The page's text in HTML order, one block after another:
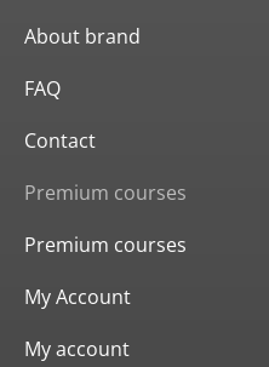
About brand
FAQ
Contact
Premium courses
Premium courses
My Account
My account